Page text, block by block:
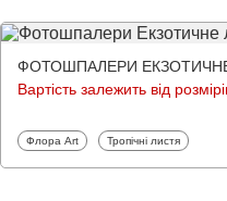
ФОТОШПАЛЕРИ
Вартість залежить від
Фотошпалери
Флора Art Фотошпалери
Тропічні листя